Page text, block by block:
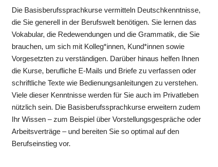
Die Basisberufssprachkurse vermitteln Deutschkenntnisse,
die Sie generell in der Berufswelt benötigen. Sie lernen das
Vokabular, die Redewendungen und die Grammatik, die Sie
brauchen, um sich mit Kolleg*innen, Kund*innen sowie
Vorgesetzten zu verständigen. Darüber hinaus helfen Ihnen
die Kurse, berufliche E-Mails und Briefe zu verfassen oder
schriftliche Texte wie Bedienungsanleitungen zu verstehen.
Viele dieser Kenntnisse werden für Sie auch im Privatleben
nützlich sein. Die Basisberufssprachkurse erweitern zudem
Ihr Wissen – zum Beispiel über Vorstellungsgespräche oder
Arbeitsverträge – und bereiten Sie so optimal auf den
Berufseinstieg vor.